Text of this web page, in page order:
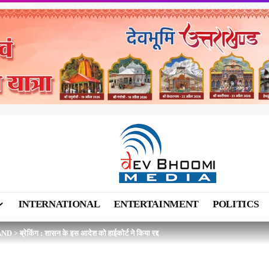
INTERNATIONAL ENTERTAINMENT POLITICS
>ब्रेकिंग : शासन के इस आदेश को हाईकोर्ट ने किया रद्द